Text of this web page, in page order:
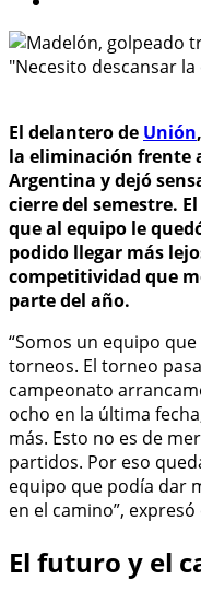
El delantero de Unión
la eliminación frente
Argentina y dejó
cierre del semestre.
que al equipo le
podido llegar más
competitividad que
parte del año.
“Somos un equipo
torneos. El torneo
campeonato
ocho en la última
más. Esto no es de
partidos. Por eso
equipo que podía dar
en el camino”,
El futuro y el